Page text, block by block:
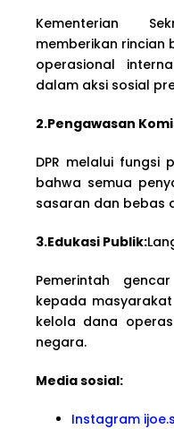
Kementerian
memberikan rincian
operasional
dalam aksi sosial
2.Pengawasan
DPR melalui fungsi
bahwa semua
sasaran dan bebas
3.Edukasi Publik:
Pemerintah
kepada
kelola dana
negara.
Media sosial:
Instagram